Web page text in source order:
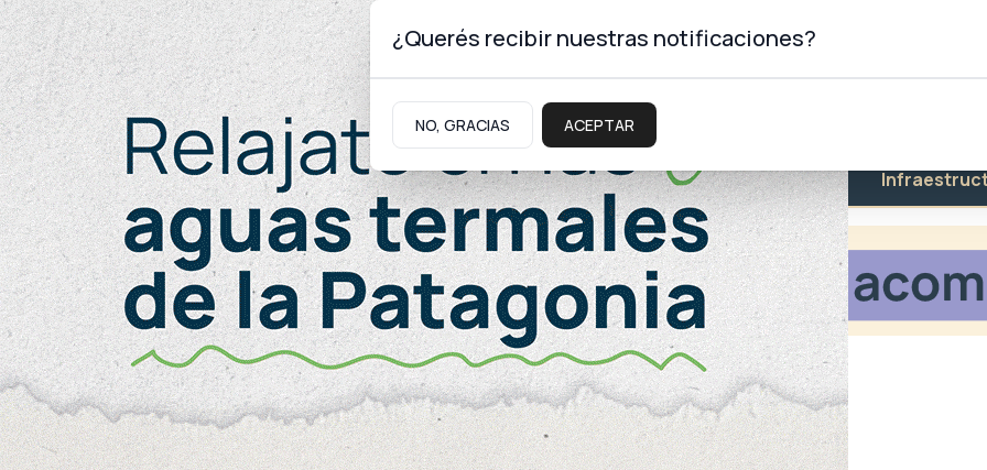
Sábado 8 deAgosto de 2026
Neuquinidad Gabinete Turismo Educación Salud
Juventud
¿Querés recibir nuestras notificaciones?
NO, GRACIAS ACEPTAR